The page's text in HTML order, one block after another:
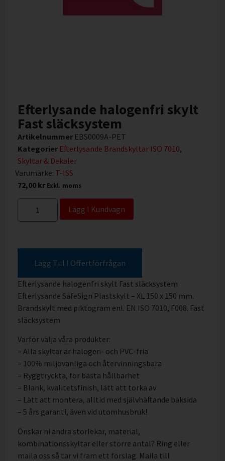
Efterlysande halogenfri skylt
Fast släcksystem
Artikelnummer EBS0009A-PET
Kategorier Efterlysande Brandskyltar ISO 7010,
Skyltar & Dekaler
Varumärke: T-ISS
72,00 kr Exkl. moms
Lägg I Kundvagn
Lägg Till I Offertförfrågan
Efterlysande halogenfri skylt Fast släcksystem
Efterlysande SafeSign Plastskylt – XL 150 x 150 mm.
Brandskylt med piktogram enl. EN ISO 7010, F008. Fast
släcksystem
Varför välja våra produkter:
– Alla skyltar är halogen- och PVC-fria
– 100% miljövänliga och återvinningsbara
– Ryggtryckta, för bästa hållbarhet
– Blank, kvalitetsfinish, lätt att torka av
– Lätt att montera, alltid med självhäftande baksida
– 5 års garanti, även vid utomhusbruk!
Önskar ni andra storlekar, material,
kombinationsskyltar eller större antal? Ring eller
maila oss så tar vi fram ett förslag. Maila till